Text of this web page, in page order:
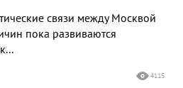
связи между Москвой
пока развиваются
4115